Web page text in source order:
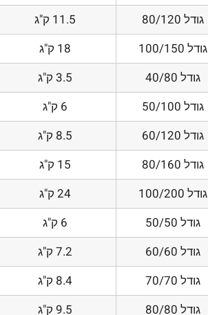
גודל 80/120
11.5 ק"ג
גודל 100/150
18 ק"ג
גודל 40/80
3.5 ק"ג
גודל 50/100
6 ק"ג
גודל 60/120
8.5 ק"ג
גודל 80/160
15 ק"ג
גודל 100/200
24 ק"ג
גודל 50/50
6 ק"ג
גודל 60/60
7.2 ק"ג
גודל 70/70
8.4 ק"ג
גודל 80/80
9.5 ק"ג